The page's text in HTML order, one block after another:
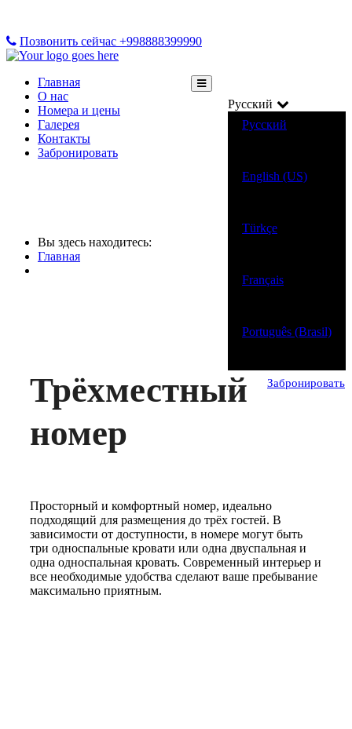
Позвонить сейчас +998888399990
Русский
Русский
English (US)
Türkçe
Français
Português (Brasil)
Главная
О нас
Номера и цены
Галерея
Контакты
Забронировать
Вы здесь находитесь:
Главная
Трёхместный
номер
Забронировать
Просторный и комфортный номер, идеально
подходящий для размещения до трёх гостей. В
зависимости от доступности, в номере могут быть
три односпальные кровати или одна двуспальная и
одна односпальная кровать. Современный интерьер и
все необходимые удобства сделают ваше пребывание
максимально приятным.